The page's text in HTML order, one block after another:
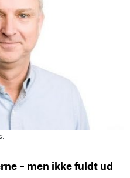
– men ikke fuldt ud